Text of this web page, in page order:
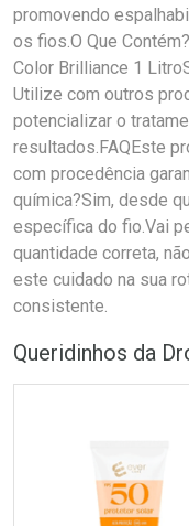
promovendo
os fios.O Que
Color Brilliance 1
Utilize com outros
potencializar o
resultados.FAQEste
com procedência
química?Sim, desde
específica do fio.Vai
quantidade correta,
este cuidado na sua
consistente.
Queridinhos da